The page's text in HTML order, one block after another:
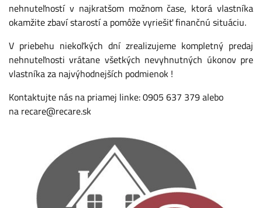
nehnuteľností v najkratšom možnom čase, ktorá vlastníka
okamžite zbaví starostí a pomôže vyriešiť finančnú situáciu.
V priebehu niekoľkých dní zrealizujeme kompletný predaj
nehnuteľnosti vrátane všetkých nevyhnutných úkonov pre
vlastníka za najvýhodnejších podmienok !
Kontaktujte nás na priamej linke:0905 637 379alebo
na recare@recare.sk